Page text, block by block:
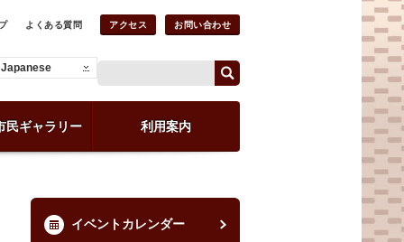
よくある質問 アクセス お問い合わせ
Japanese
民ギャラリー 利用案内
イベントカレンダー